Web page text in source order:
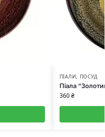
ПІАЛИ, ПОСУД
Піала
360₴